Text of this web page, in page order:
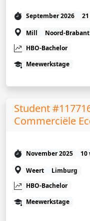
September 2026
Mill
Noord-Brabant
HBO-Bachelor
Meewerkstage
Student
Commerciële
November 2025 10
Weert
Limburg
HBO-Bachelor
Meewerkstage